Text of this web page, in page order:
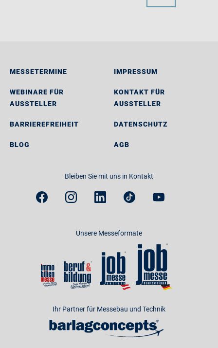
MESSETERMINE
WEBINARE FÜR
AUSSTELLER
BARRIEREFREIHEIT
BLOG
IMPRESSUM
KONTAKT FÜR
AUSSTELLER
DATENSCHUTZ
AGB
Bleiben Sie mit uns in Kontakt
Unsere Messeformate
Ihr Partner für Messebau und Technik